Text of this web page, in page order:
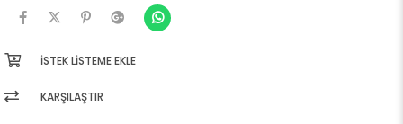
İSTEK LISTEME EKLE
KARŞILAŞTIR